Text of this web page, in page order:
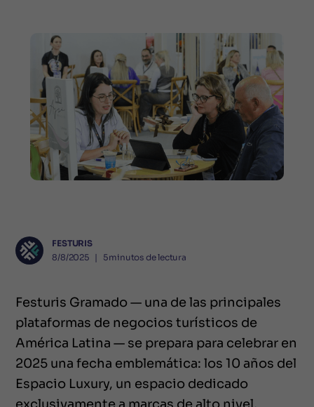
FESTURIS
8/8/2025
❘ 5minutos de lectura
Festuris Gramado — una de las principales
plataformas de negocios turísticos de
América Latina — se prepara para celebrar en
2025 una fecha emblemática: los 10 años del
Espacio Luxury, un espacio dedicado